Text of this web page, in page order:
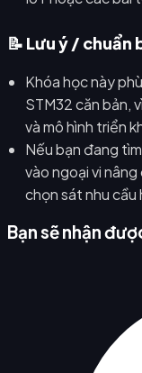
📝 Lưu ý / chuẩn
Khóa học này
STM32 căn bản,
và mô hình triển
Nếu bạn đang
vào ngoại vi
chọn sát nhu cầu
Bạn sẽ nhận